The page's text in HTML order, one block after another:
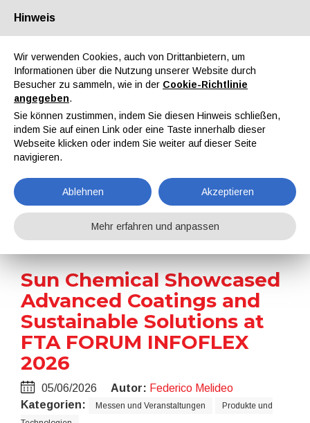
Über uns Partner Kontakt Reservierter Bereich
EN IT DE ES
Nachrichten
Home Nachrichten Sun Chemical Showcased Advanced Coatings and Sustainable Solutions at FTA FORUM INFOFLEX 2026
Sun Chemical Showcased
Advanced Coatings and
Sustainable Solutions at
FTA FORUM INFOFLEX
2026
05/06/2026 Autor: Federico Melideo
Kategorien:
Messen und Veranstaltungen
Produkte und
Hinweis
Wir verwenden Cookies, auch von Drittanbietern, um
Informationen über die Nutzung unserer Website durch
Besucher zu sammeln, wie in der Cookie-Richtlinie
angegeben.
Sie können zustimmen, indem Sie diesen Hinweis schließen,
indem Sie auf einen Link oder eine Taste innerhalb dieser
Webseite klicken oder indem Sie weiter auf dieser Seite
navigieren.
Ablehnen Akzeptieren
Mehr erfahren und anpassen